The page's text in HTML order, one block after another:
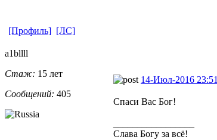
[Профиль] [ЛС]
a1bllll
Стаж: 15 лет
Сообщений: 405
14-Июл-2016 23:51
Спаси Вас Бог!
Слава Богу за всё!